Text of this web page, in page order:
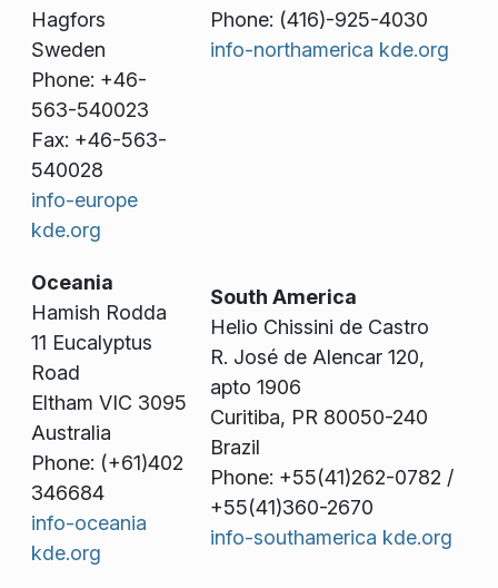
Hagfors
Sweden
Phone: +46-
563-540023
Fax: +46-563-
540028
info-europe
kde.org
Phone: (416)-925-4030
info-northamerica kde.org
Oceania
Hamish Rodda
11 Eucalyptus
Road
Eltham VIC 3095
Australia
Phone: (+61)402
346684
info-oceania
kde.org
South America
Helio Chissini de Castro
R. José de Alencar 120,
apto 1906
Curitiba, PR 80050-240
Brazil
Phone: +55(41)262-0782 /
+55(41)360-2670
info-southamerica kde.org